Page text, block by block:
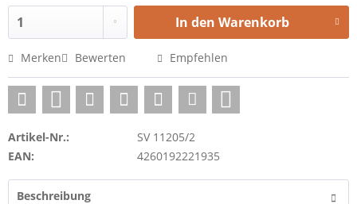
In den Warenkorb
Merken Bewerten Empfehlen
Artikel-Nr.:
SV 11205/2
EAN:
4260192221935
Beschreibung